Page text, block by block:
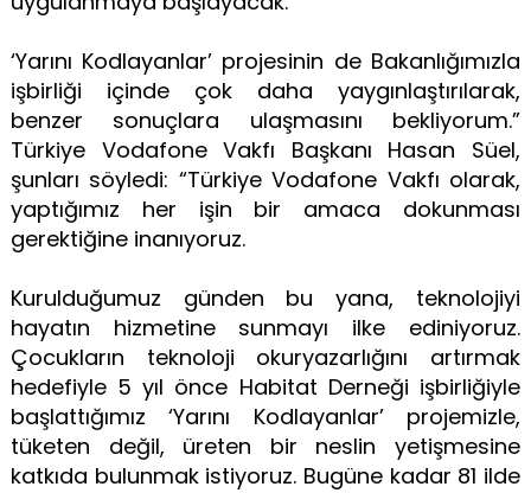
‘Yarını Kodlayanlar’ projesinin de Bakanlığımızla
işbirliği içinde çok daha yaygınlaştırılarak,
benzer sonuçlara ulaşmasını bekliyorum.”
Türkiye Vodafone Vakfı Başkanı Hasan Süel,
şunları söyledi: “Türkiye Vodafone Vakfı olarak,
yaptığımız her işin bir amaca dokunması
gerektiğine inanıyoruz.
Kurulduğumuz günden bu yana, teknolojiyi
hayatın hizmetine sunmayı ilke ediniyoruz.
Çocukların teknoloji okuryazarlığını artırmak
hedefiyle 5 yıl önce Habitat Derneği işbirliğiyle
başlattığımız ‘Yarını Kodlayanlar’ projemizle,
tüketen değil, üreten bir neslin yetişmesine
katkıda bulunmak istiyoruz. Bugüne kadar 81 ilde